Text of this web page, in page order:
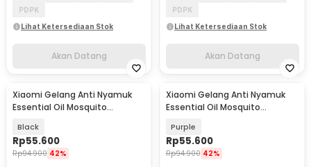
PDPK
Lihat Ketersediaan Stok
Akan Datang
PDPK
Lihat Ketersediaan Stok
Akan Datang
Akan Datang
Xiaomi Gelang Anti Nyamuk
Essential Oil Mosquito
Black
Rp55.600
Rp94.900 42%
Akan Datang
Xiaomi Gelang Anti Nyamuk
Essential Oil Mosquito
Purple
Rp55.600
Rp94.900 42%